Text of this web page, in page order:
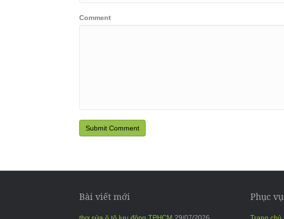
Comment
Bài viết mới Phục vụ